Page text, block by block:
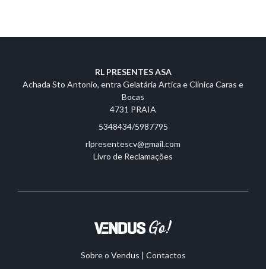
RL PRESENTES ASA
Achada Sto Antonio, entra Gelatária Artica e Clinica Caras e
Bocas
4731 PRAIA
5348434/5987795
rlpresentescv@gmail.com
Livro de Reclamações
Sobre o Vendus | Contactos